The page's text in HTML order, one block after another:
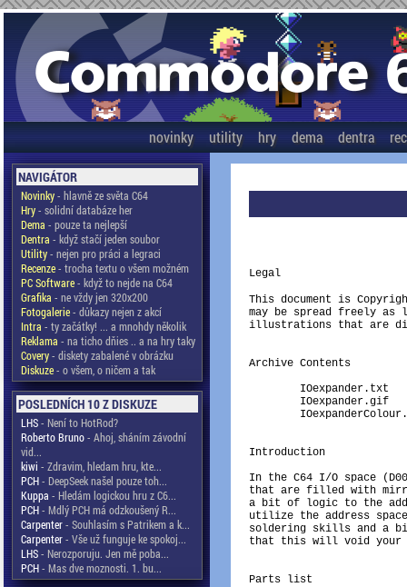
novinky utility hry dema dentra
NAVIGÁTOR
Novinky- hlavně ze světa C64
Hry- solidní databáze her
Dema - pouze ta nejlepší
Dentra - když stačí jeden soubor
Utility- nejen pro práci a legraci
Recenze- trocha textu o všem možném
PC Software- když to nejde na C64
Grafika - ne vždy jen 320x200
Fotogalerie- důkazy nejen z akcí
Intra - ty začátky! ... a mnohdy několik
Reklama - na ticho dňies .. a na hry taky
Covery- diskety zabalené v obrázku
Diskuze- o všem, o ničem a tak
POSLEDNÍCH 10 Z DISKUZE
LHS- Není to HotRod?
Roberto Bruno- Ahoj, sháním závodní
vid...
kiwi - Zdravim, hledam hru, kte...
PCH- DeepSeek našel pouze toh...
Kuppa - Hledám logickou hru z C6...
PCH- Mdlý PCH má odzkoušený R...
Carpenter- Souhlasím s Patrikem a k...
Carpenter- Vše už funguje ke spokoj...
LHS- Nerozporuju. Jen mě poba...
PCH- Mas dve moznosti. 1. bu...
Legal
This document is
may be spread freely as
illustrations that are
Archive Contents
Introduction
In the C64 I/O space
that are filled with
a bit of logic to the
utilize the address
soldering skills and a
that this will void your
Parts list